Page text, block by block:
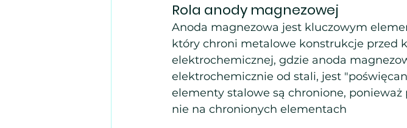
Rola anody magnezowej
Anoda magnezowa jest kluczowym
który chroni metalowe konstrukcje przed
elektrochemicznej, gdzie anoda
elektrochemicznie od stali, jest
elementy stalowe są chronione, ponieważ
nie na chronionych elementach